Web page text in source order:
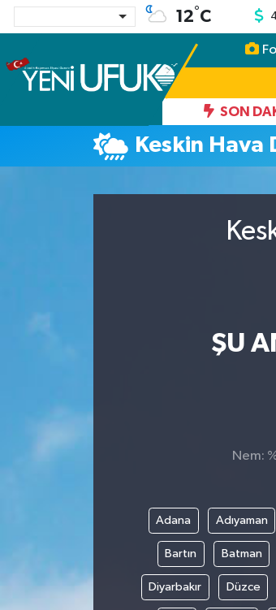
12°C
SON
Keskin Hava
ŞU
Nem:
Adana Adıyaman
Bartın Batman
Diyarbakır Düzce
Nöbetçi Eczaneler
Namaz Vakitleri
Süper Lig Puan Durumu ve Fikstür